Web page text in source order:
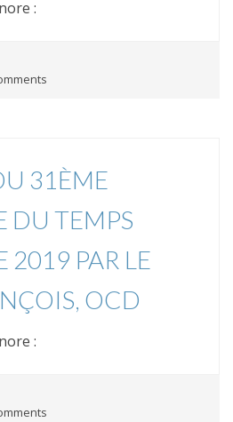
:
31ÈME
DU TEMPS
2019 PAR LE
OCD
: